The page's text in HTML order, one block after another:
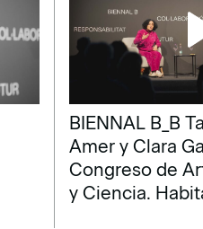
BIENNAL B_B
Amer y Clara
Congreso de
y Ciencia.